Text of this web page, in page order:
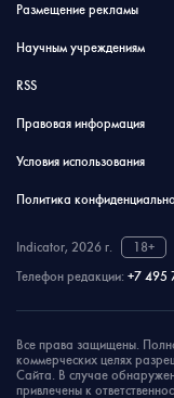
Размещение рекламы
Научным учреждениям
RSS
Правовая информация
Условия использования
Политика
Indicator, 2026 г.
18+
Телефон редакции: +7 495
Все права защищены.
коммерческих целях
Сайта. В случае
привлечены к